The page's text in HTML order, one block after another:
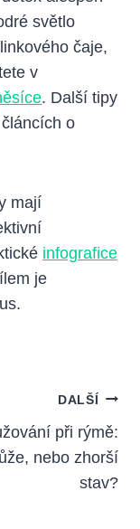
světlo
čaje,
v
. Další tipy
o
mají
infografice
je
DALŠÍ
při rýmě:
nebo zhorší
stav?